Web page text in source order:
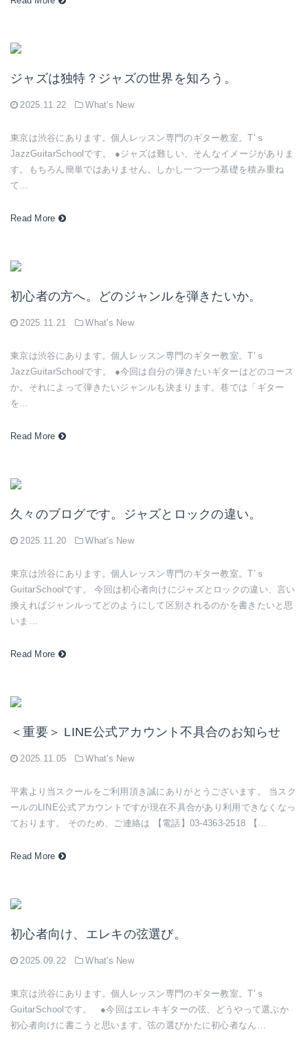
ジャズは独特？ジャズの世界を知ろう。
2025.11.22 What's New
東京は渋谷にあります。個人レッスン専門のギター教室。T’ｓ
JazzGuitarSchoolです。 ●ジャズは難しい、そんなイメージがありま
す。もちろん簡単ではありません。しかし一つ一つ基礎を積み重ね
て…
Read More
初心者の方へ。どのジャンルを弾きたいか。
2025.11.21 What's New
東京は渋谷にあります。個人レッスン専門のギター教室。T’ｓ
JazzGuitarSchoolです。 ●今回は自分の弾きたいギターはどのコース
か。それによって弾きたいジャンルも決まります。巷では「ギター
を…
Read More
久々のブログです。ジャズとロックの違い。
2025.11.20 What's New
東京は渋谷にあります。個人レッスン専門のギター教室。T’ｓ
GuitarSchoolです。 今回は初心者向けにジャズとロックの違い、言い
換えればジャンルってどのようにして区別されるのかを書きたいと思
いま…
Read More
＜重要＞ LINE公式アカウント不具合のお知らせ
2025.11.05 What's New
平素より当スクールをご利用頂き誠にありがとうございます。 当スク
ールのLINE公式アカウントですが現在不具合があり利用できなくなっ
ております。 そのため、ご連絡は 【電話】03-4363-2518 【…
Read More
初心者向け、エレキの弦選び。
2025.09.22 What's New
東京は渋谷にあります。個人レッスン専門のギター教室。T’ｓ
GuitarSchoolです。 ●今回はエレキギターの弦、どうやって選ぶか
初心者向けに書こうと思います。弦の選びかたに初心者なん…